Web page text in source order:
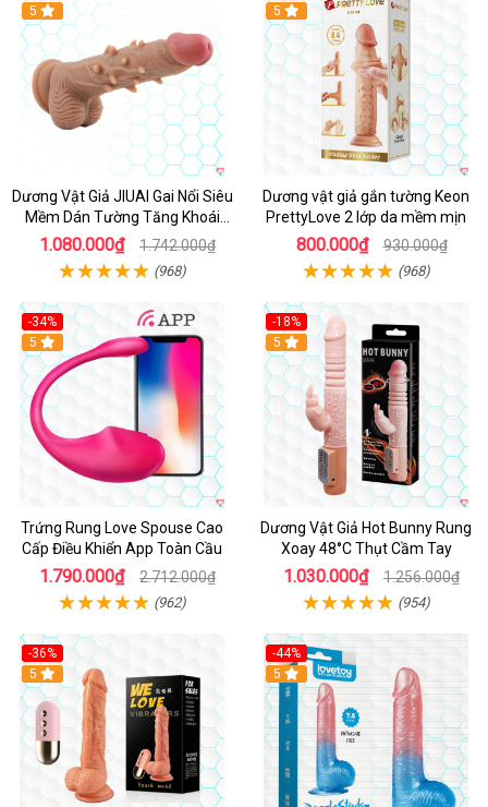
5
Dương Vật Giả JIUAI Gai Nổi Siêu
Mềm Dán Tường Tăng Khoái
Cảm
1.080.000₫ 1.742.000₫
(968)
5
Dương vật giả gắn tường Keon
PrettyLove 2 lớp da mềm mịn
800.000₫ 930.000₫
(968)
-34%
5
Trứng Rung Love Spouse Cao
Cấp Điều Khiển App Toàn Cầu
1.790.000₫ 2.712.000₫
(962)
-18%
Hot
5
Dương Vật Giả Hot Bunny Rung
Xoay 48°C Thụt Cầm Tay
1.030.000₫ 1.256.000₫
(954)
-36%
5
-44%
Hot
5